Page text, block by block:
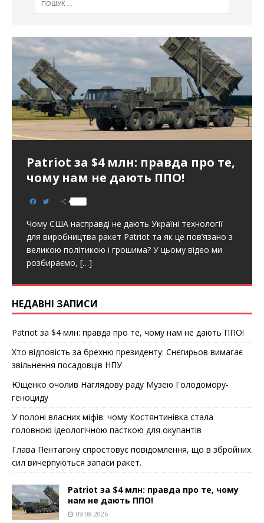
Patriot за $4 млн: правда про те,
чому нам не дають ППО!
e
b
o
o
k
i
t
t
e
r
S
h
r
e
Чому США насправді не дають Україні технології
для виробництва ракет Patriot та як це пов’язано з
великою політикою і грошима? У цьому відео ми
розбираємо, […]
НЕДАВНІ ЗАПИСИ
Patriot за $4 млн: правда про те, чому нам не дають ППО!
Хто відповість за брехню президенту: Снєгирьов вимагає
звільнення посадовців НПУ
Ющенко очолив Наглядову раду Музею Голодомору-
геноциду
У полоні власних міфів: чому Костянтинівка стала
головною ідеологічною пасткою для окупантів
Глава Пентагону спростовує повідомлення, що в збройних
сил вичерпуються запаси ракет.
Patriot за $4 млн: правда про те, чому
нам не дають ППО!
09.08.2026